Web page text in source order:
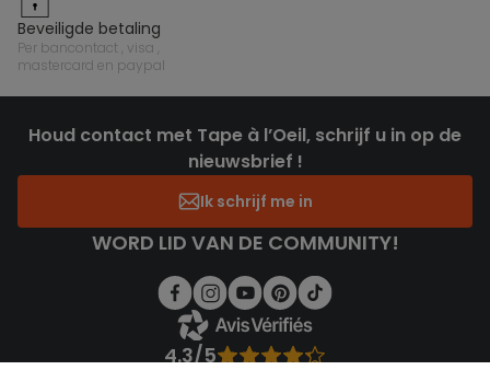
beveiligde betaling
per bancontact , visa ,
mastercard en paypal
Houd contact met Tape à l’Oeil, schrijf u in op de
nieuwsbrief !
Ik schrijf me in
WORD LID VAN DE COMMUNITY!
4.3/5